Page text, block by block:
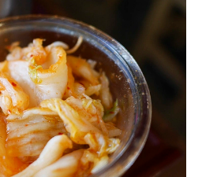
菜，一個是泡菜，另外一個是
桌上隨便你吃到飽。